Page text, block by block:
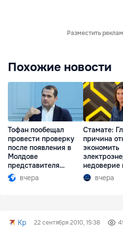
Разместить
Похожие новости
Тофан пообещал
провести проверку
после появления в
Молдове
представителя
Южной Осетии
вчера
Стамате:
причина
экономить
недоверие
вчера
Kp 22 сентября 2010, 15:38